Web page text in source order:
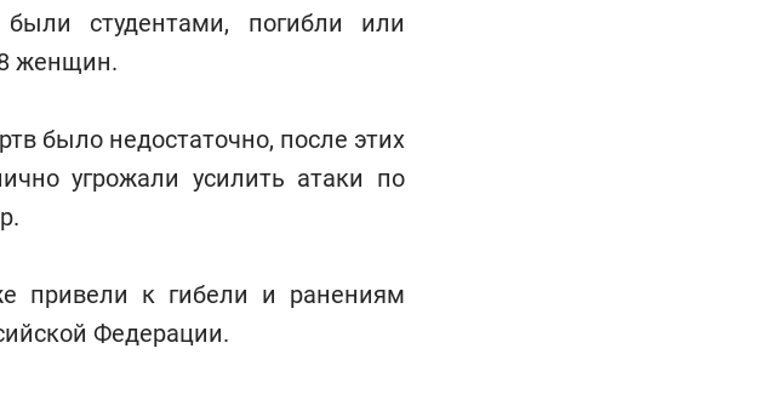
студентами, погибли или
женщин.
было недостаточно, после этих
угрожали усилить атаки по
привели к гибели и ранениям
Федерации.